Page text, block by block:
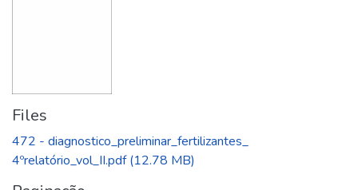
Files
472 - diagnostico_preliminar_fertilizantes_
4ºrelatório_vol_II.pdf(12.78 MB)